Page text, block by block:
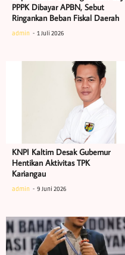
PPPK Dibayar APBN, Sebut
Ringankan Beban Fiskal Daerah
admin 1 Juli 2026
KNPI Kaltim Desak Gubernur
Hentikan Aktivitas TPK
Kariangau
admin 9 Juni 2026